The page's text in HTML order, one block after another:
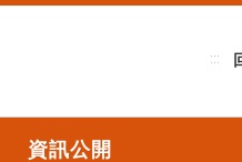
:::
資訊公開